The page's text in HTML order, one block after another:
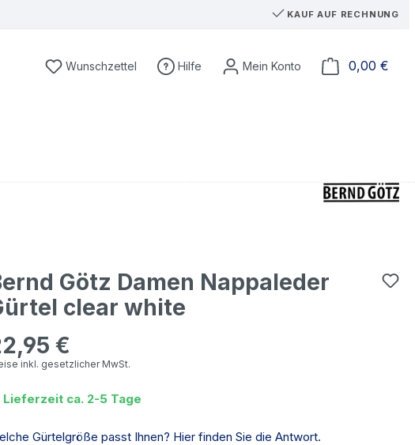
KAUF AUF RECHNUNG
Du hast 0 Produkte auf dem Merkzettel
Wunschzettel Hilfe 0,00 €
Götz Damen Nappaleder
clear white
Preis:
€
inkl. gesetzlicher MwSt.
Lieferzeit ca. 2-5 Tage
Gürtelgröße passt Ihnen? Hier finden Sie die Antwort.